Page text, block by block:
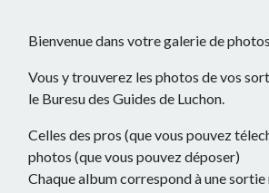
Bienvenue dans votre galerie de
Vous y trouverez les photos de vos
le Buresu des Guides de Luchon.
Celles des pros (que vous pouvez
photos (que vous pouvez déposer)
Chaque album correspond à une sortie